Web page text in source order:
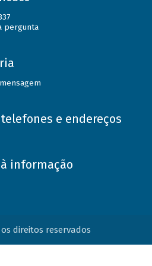
pergunta
e endereços
à informação
os direitos reservados